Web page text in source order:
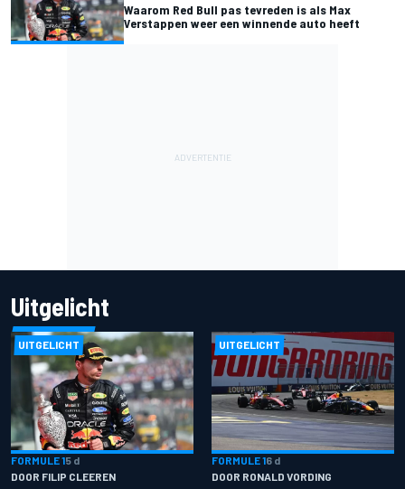
Waarom Red Bull pas tevreden is als Max
Verstappen weer een winnende auto heeft
Uitgelicht
UITGELICHT
FORMULE 15 d
DOOR FILIP CLEEREN
UITGELICHT
FORMULE 16 d
DOOR RONALD VORDING